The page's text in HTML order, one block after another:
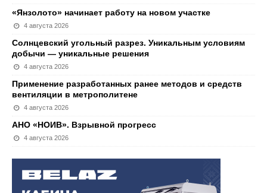
«Янзолото» начинает работу на новом участке
4 августа 2026
Солнцевский угольный разрез. Уникальным условиям
добычи — уникальные решения
4 августа 2026
Применение разработанных ранее методов и средств
вентиляции в метрополитене
4 августа 2026
АНО «НОИВ». Взрывной прогресс
4 августа 2026